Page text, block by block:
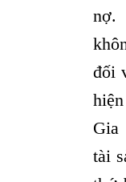
nợ.
đối
Gia
tài